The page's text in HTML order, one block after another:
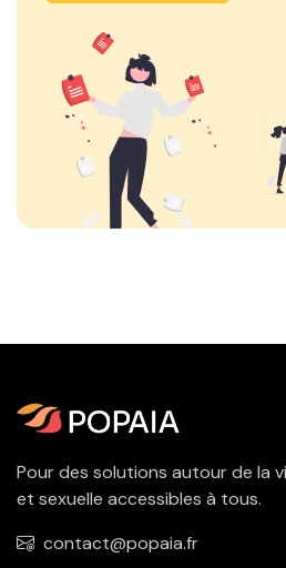
Pour des solutions autour de la
et sexuelle accessibles à tous.
contact@popaia.fr